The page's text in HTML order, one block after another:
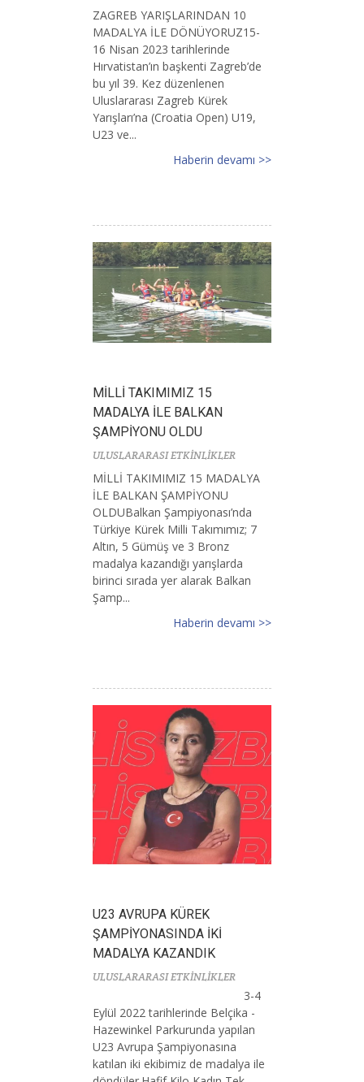
ZAGREB YARIŞLARINDAN 10
MADALYA İLE DÖNÜYORUZ15-
16 Nisan 2023 tarihlerinde
Hırvatistan’ın başkenti Zagreb’de
bu yıl 39. Kez düzenlenen
Uluslararası Zagreb Kürek
Yarışları’na (Croatia Open) U19,
U23 ve...
Haberin devamı >>
MİLLİ TAKIMIMIZ 15
MADALYA İLE BALKAN
ŞAMPİYONU OLDU
ULUSLARARASI ETKİNLİKLER
MİLLİ TAKIMIMIZ 15 MADALYA
İLE BALKAN ŞAMPİYONU
OLDUBalkan Şampiyonası’nda
Türkiye Kürek Milli Takımımız; 7
Altın, 5 Gümüş ve 3 Bronz
madalya kazandığı yarışlarda
birinci sırada yer alarak Balkan
Şamp...
Haberin devamı >>
U23 AVRUPA KÜREK
ŞAMPİYONASINDA İKİ
MADALYA KAZANDIK
ULUSLARARASI ETKİNLİKLER
3-4
Eylül 2022 tarihlerinde Belçika -
Hazewinkel Parkurunda yapılan
U23 Avrupa Şampiyonasına
katılan iki ekibimiz de madalya ile